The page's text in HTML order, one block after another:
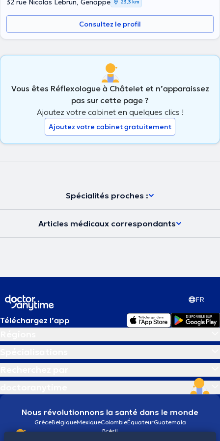
32 rue Nicolas Lebrun, Genappe 23,3 km
Consultez le profil
Vous êtes Réflexologue à Châtelet et n’apparaissez
pas sur cette page ?
Ajoutez votre cabinet en quelques clics !
Ajoutez votre cabinet gratuitement
Spécialités proches :
Articles médicaux correspondants
FR
Téléchargez l’app
Nous révolutionnons la santé dans le monde
GrèceBelgiqueMexiqueColombieÉquateurGuatemala
Brésil